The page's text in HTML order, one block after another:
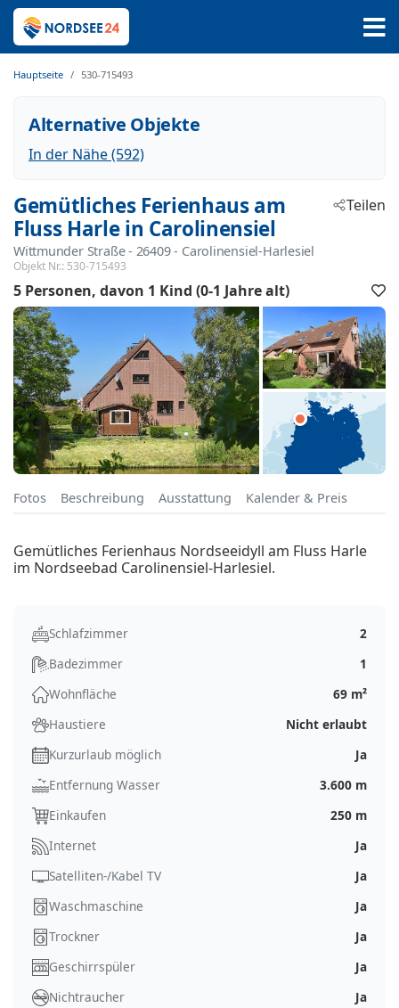
Hauptseite 530-715493
Alternative Objekte
In der Nähe (592)
Gemütliches Ferienhaus am
Fluss Harle in Carolinensiel
Wittmunder Straße - 26409 - Carolinensiel-Harlesiel
Objekt Nr.: 530-715493
Teilen
5 Personen davon 1 Kind (0-1 Jahre alt)
Fotos Beschreibung Ausstattung Kalender & Preis
Gemütliches Ferienhaus Nordseeidyll am Fluss Harle
im Nordseebad Carolinensiel-Harlesiel.
Schlafzimmer
2
Badezimmer
1
Wohnfläche
69 m²
Haustiere
Nicht erlaubt
Kurzurlaub möglich
Ja
Entfernung Wasser
3.600 m
Einkaufen
250 m
Internet
Ja
Satelliten-/Kabel TV
Ja
Waschmaschine
Ja
Trockner
Ja
Geschirrspüler
Ja
Nichtraucher
Ja